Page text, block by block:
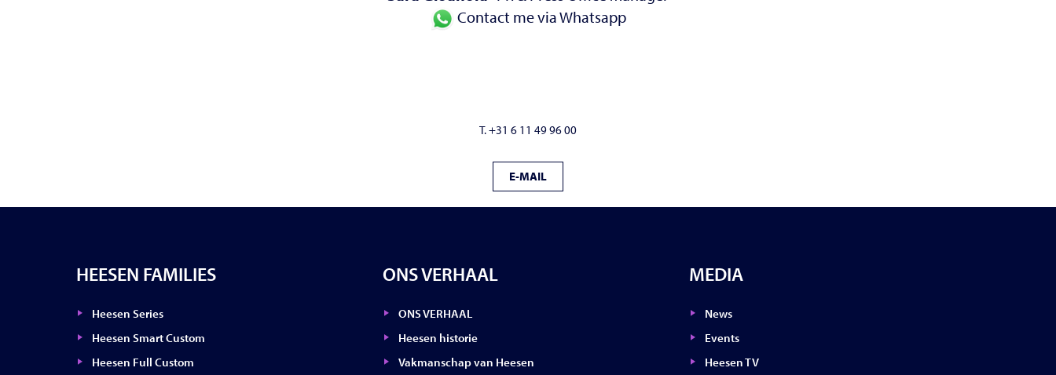
Contact me via Whatsapp
T. +31 6 11 49 96 00
E-MAIL
HEESEN FAMILIES
Heesen Series
Heesen Smart Custom
Heesen Full Custom
ONS VERHAAL
ONS VERHAAL
Heesen historie
Vakmanschap van Heesen
MEDIA
News
Events
Heesen TV